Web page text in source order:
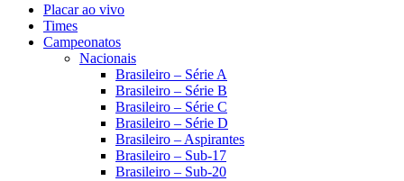
Placar ao vivo
Times
Campeonatos
Nacionais
Brasileiro – Série A
Brasileiro – Série B
Brasileiro – Série C
Brasileiro – Série D
Brasileiro – Aspirantes
Brasileiro – Sub-17
Brasileiro – Sub-20